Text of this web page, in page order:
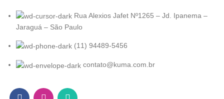
Rua Alexios Jafet Nº1265 – Jd. Ipanema –
Jaraguá – São Paulo
(11) 94489-5456
contato@kuma.com.br